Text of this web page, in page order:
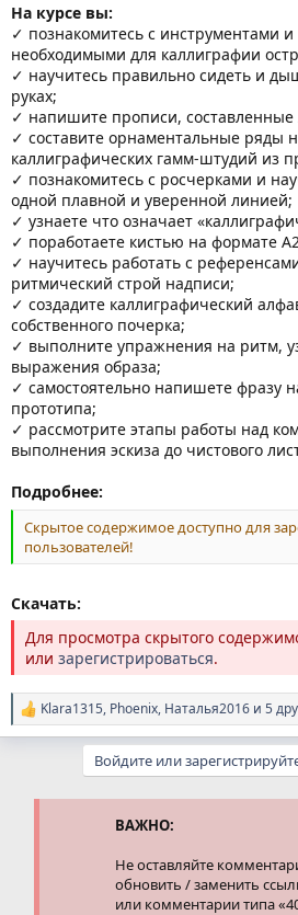
На курсе вы:
✓ познакомитесь с инструментами
необходимыми для каллиграфии
✓ научитесь правильно сидеть и
руках;
✓ напишите прописи,
✓ составите орнаментальные ряды
каллиграфических гамм-штудий из
✓ познакомитесь с росчерками и
одной плавной и уверенной линией;
✓ узнаете что означает
✓ поработаете кистью на формате
✓ научитесь работать с
ритмический строй надписи;
✓ создадите каллиграфический
собственного почерка;
✓ выполните упражнения на ритм,
выражения образа;
✓ самостоятельно напишете фразу
прототипа;
✓ рассмотрите этапы работы над
выполнения эскиза до чистового
Подробнее:
Скрытое содержимое доступно для
пользователей!
Скачать:
Для просмотра скрытого
или зарегистрироваться.
Р
е
Klara1315, Phoenix, Наталья2016 и 5
Войдите или
ВАЖНО:
Не оставляйте
обновить / заменить
или комментарии типа